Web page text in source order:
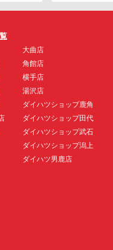
大曲店
角館店
横手店
湯沢店
ダイハツショップ鹿角
ダイハツショップ田代
ダイハツショップ武石
ダイハツショップ潟上
ダイハツ男鹿店